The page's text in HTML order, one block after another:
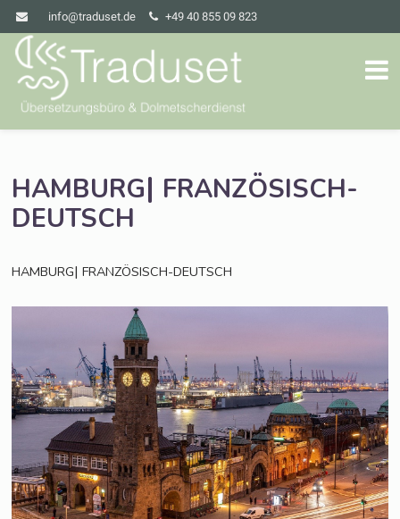
info@traduset.de +49 40 855 09 823
HAMBURG| FRANZÖSISCH-
DEUTSCH
HAMBURG|FRANZÖSISCH-DEUTSCH